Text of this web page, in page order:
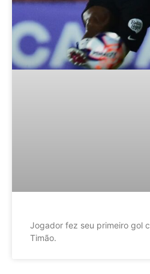
Jogador fez seu primeiro gol
Timão.